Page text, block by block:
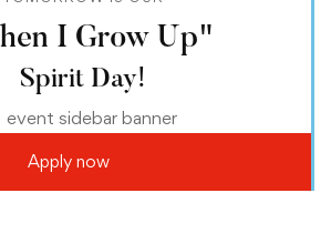
I Grow Up"
Spirit Day!
Apply now